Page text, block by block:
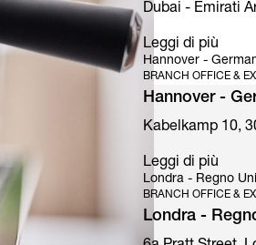
Dubai - Emirati
Leggi di più
Hannover -
BRANCH OFFICE &
Hannover -
Kabelkamp 10,
Leggi di più
Londra - Regno
BRANCH OFFICE &
Londra -